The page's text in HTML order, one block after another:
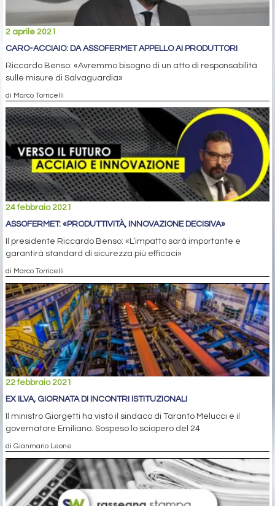
2 aprile 2021
CARO-ACCIAIO: DA ASSOFERMET APPELLO AI PRODUTTORI
Riccardo Benso: «Avremmo bisogno di un atto di responsabilità
sulle misure di Salvaguardia»
di Marco Torricelli
24 febbraio 2021
ASSOFERMET: «PRODUTTIVITÀ, INNOVAZIONE DECISIVA»
Il presidente Riccardo Benso: «L’impatto sarà importante e
garantirà standard di sicurezza più efficaci»
di Marco Torricelli
22 febbraio 2021
EX ILVA, GIORNATA DI INCONTRI ISTITUZIONALI
Il ministro Giorgetti ha visto il sindaco di Taranto Melucci e il
governatore Emiliano. Sospeso lo sciopero del 24
di Gianmario Leone